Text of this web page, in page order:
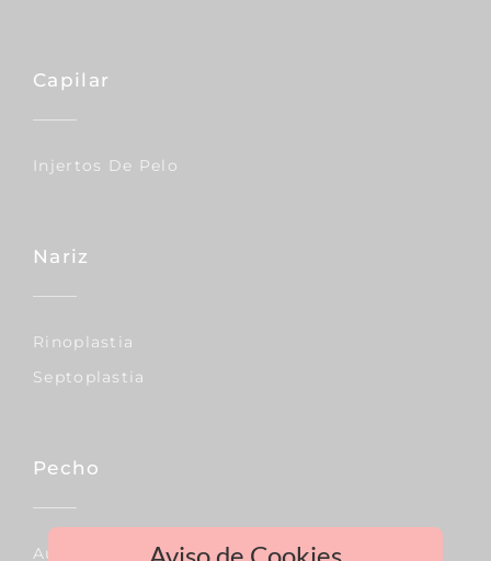
Capilar
Injertos De Pelo
Nariz
Rinoplastia
Septoplastia
Pecho
Aumento De PechoAviso de Cookies